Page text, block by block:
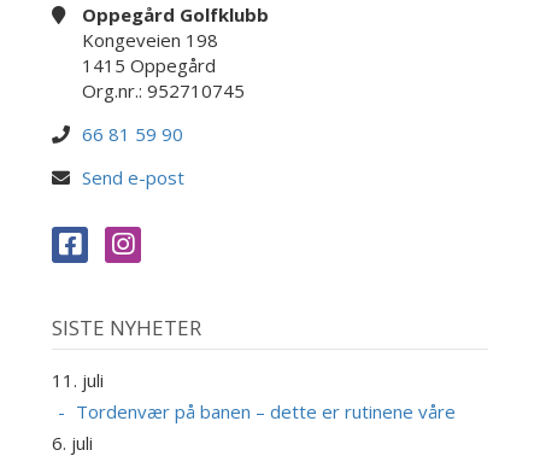
Oppegård Golfklubb
Kongeveien 198
1415 Oppegård
Org.nr.: 952710745
66 81 59 90
Send e-post
SISTE NYHETER
11. juli
Tordenvær på banen – dette er rutinene våre
6. juli